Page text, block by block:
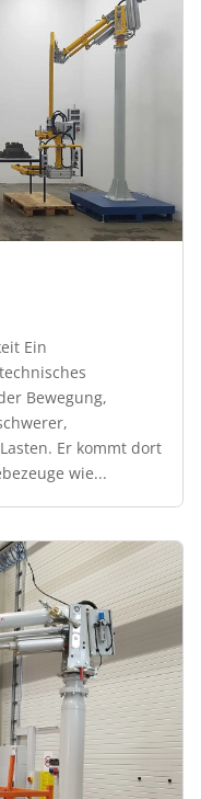
Ein
Bewegung,
Er kommt dort
wie...